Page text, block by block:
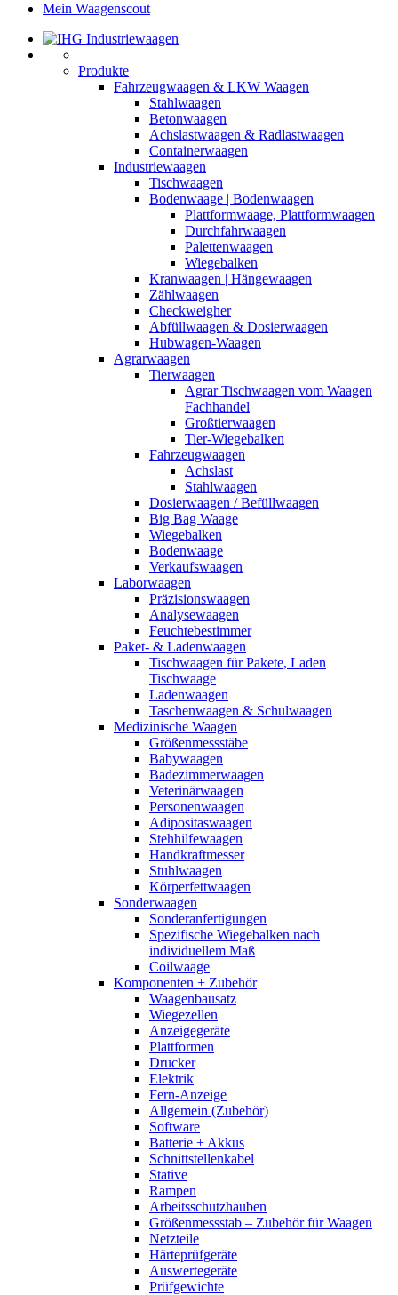
Mein Waagenscout
Produkte
Fahrzeugwaagen & LKW Waagen
Stahlwaagen
Betonwaagen
Achslastwaagen & Radlastwaagen
Containerwaagen
Industriewaagen
Tischwaagen
Bodenwaage | Bodenwaagen
Plattformwaage, Plattformwaagen
Durchfahrwaagen
Palettenwaagen
Wiegebalken
Kranwaagen | Hängewaagen
Zählwaagen
Checkweigher
Abfüllwaagen & Dosierwaagen
Hubwagen-Waagen
Agrarwaagen
Tierwaagen
Agrar Tischwaagen vom Waagen
Fachhandel
Großtierwaagen
Tier-Wiegebalken
Fahrzeugwaagen
Achslast
Stahlwaagen
Dosierwaagen / Befüllwaagen
Big Bag Waage
Wiegebalken
Bodenwaage
Verkaufswaagen
Laborwaagen
Präzisionswaagen
Analysewaagen
Feuchtebestimmer
Paket- & Ladenwaagen
Tischwaagen für Pakete, Laden
Tischwaage
Ladenwaagen
Taschenwaagen & Schulwaagen
Medizinische Waagen
Größenmessstäbe
Babywaagen
Badezimmerwaagen
Veterinärwaagen
Personenwaagen
Adipositaswaagen
Stehhilfewaagen
Handkraftmesser
Stuhlwaagen
Körperfettwaagen
Sonderwaagen
Sonderanfertigungen
Spezifische Wiegebalken nach
individuellem Maß
Coilwaage
Komponenten + Zubehör
Waagenbausatz
Wiegezellen
Anzeigegeräte
Plattformen
Drucker
Elektrik
Fern-Anzeige
Allgemein (Zubehör)
Software
Batterie + Akkus
Schnittstellenkabel
Stative
Rampen
Arbeitsschutzhauben
Größenmessstab – Zubehör für Waagen
Netzteile
Härteprüfgeräte
Auswertegeräte
Prüfgewichte